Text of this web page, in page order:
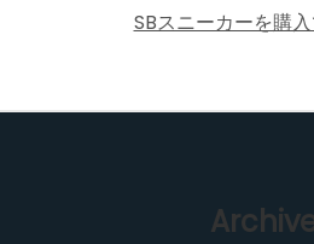
SBスニーカーを購入